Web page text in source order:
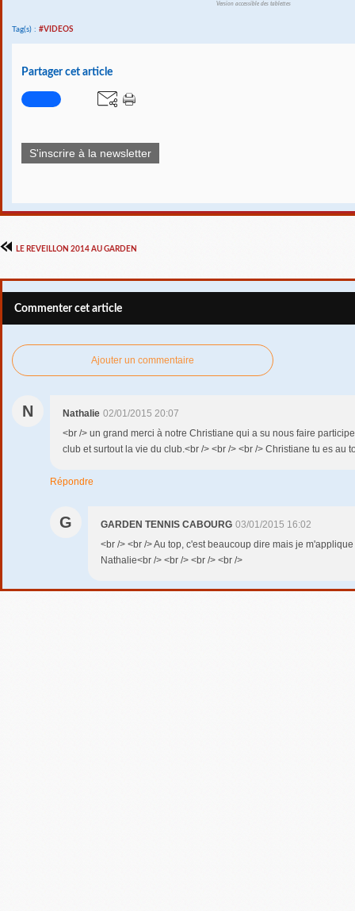
Version accessible des tablettes
Tag(s) : #VIDEOS
Partager cet article
S'inscrire à la newsletter
LE REVEILLON 2014 AU GARDEN
Commenter cet article
Ajouter un commentaire
N Nathalie 02/01/2015 20:07
<br /> un grand merci à notre Christiane qui a su nous faire
club et surtout la vie du club.<br /> <br /> <br /> Christiane tu es au
Répondre
G GARDEN TENNIS CABOURG 03/01/2015 16:02
<br /> <br /> Au top, c'est beaucoup dire mais je
Nathalie<br /> <br /> <br /> <br />